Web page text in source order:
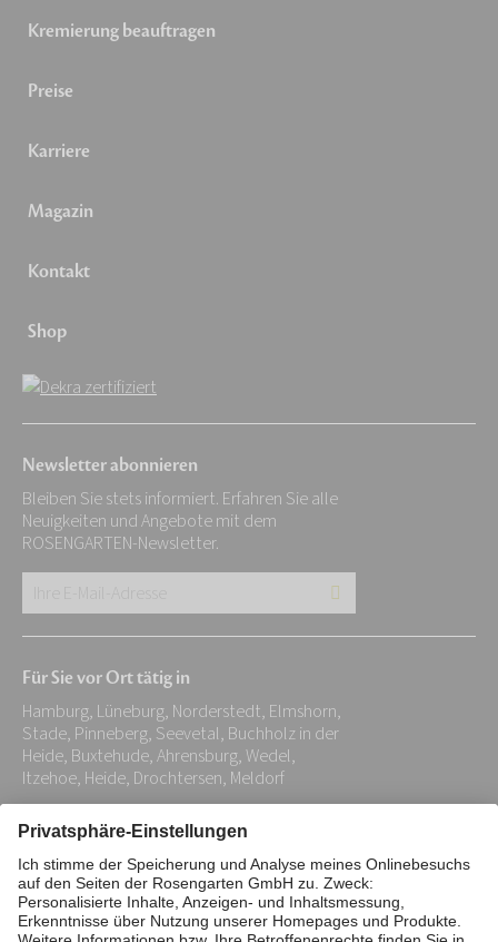
Kremierung beauftragen
Preise
Karriere
Magazin
Kontakt
Shop
Newsletter abonnieren
Bleiben Sie stets informiert. Erfahren Sie alle
Neuigkeiten und Angebote mit dem
ROSENGARTEN-Newsletter.
E-
Adresse:
*
Für Sie vor Ort tätig in
Hamburg, Lüneburg, Norderstedt, Elmshorn,
Stade, Pinneberg, Seevetal, Buchholz in der
Heide, Buxtehude, Ahrensburg, Wedel,
Itzehoe, Heide, Drochtersen, Meldorf
Impressum Datenschutz
Stiftung
Interne Meldestelle
Zahlungsmittel